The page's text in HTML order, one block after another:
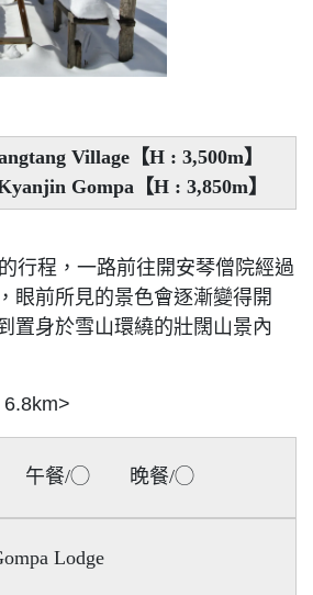
Village【H : 3,500m】
Gompa【H : 3,850m】
行程，一路前往開安琴僧院經過
眼前所見的景色會逐漸變得開
置身於雪山環繞的壯闊山景內
午餐/◯ 晚餐/◯
Lodge